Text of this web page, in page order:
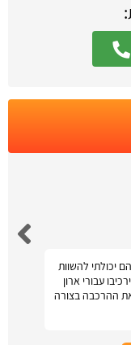
יכולתי להשוות
עבורי ארון
את ההרכבה בצורה